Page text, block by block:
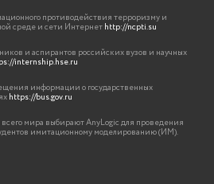
противодействия терроризму и
среде и сети Интернетhttp://ncpti.su
и аспирантов российских вузов и научных
internship.hse.ru
информации о государственных
https://bus.gov.ru
мира выбирают AnyLogic для проведения
имитационному моделированию (ИМ).